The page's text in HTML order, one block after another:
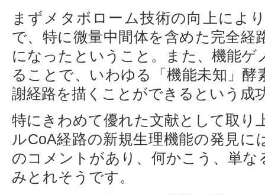
まずメタボローム技術の向上によ
で、特に微量中間体を含めた完全経
になったということ。また、機能ゲ
ることで、いわゆる「機能未知」酵
謝経路を描くことができるという成
特にきわめて優れた文献として取り
ルCoA経路の新規生理機能の発見に
のコメントがあり、何かこう、単な
みとれそうです。